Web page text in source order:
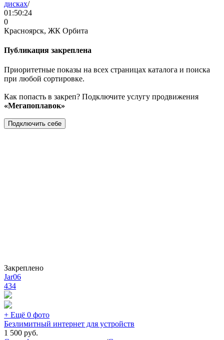
дисках/
01:50:24
0
Красноярск, ЖК Орбита
Публикация закреплена
Приоритетные показы на всех страницах каталога и поиска
при любой сортировке.
Как попасть в закреп? Подключите услугу продвижения
«Мегапоплавок»
Подключить себе
Закреплено
Jar06
434
+ Ещё 0 фото
Безлимитный интернет для устройств
1 500 руб.